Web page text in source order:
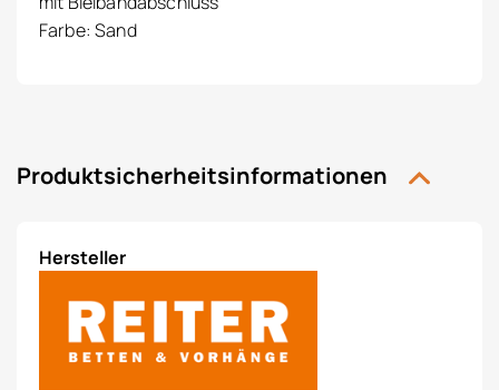
Farbe: Sand
Produktsicherheitsinformationen
Hersteller